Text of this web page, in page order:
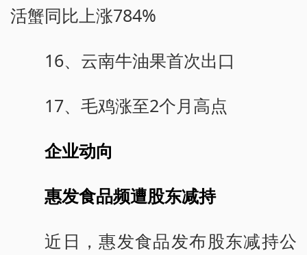
活蟹同比上涨784%
16、云南牛油果首次出口
17、毛鸡涨至2个月高点
企业动向
惠发食品频遭股东减持
近日，惠发食品发布股东减持公